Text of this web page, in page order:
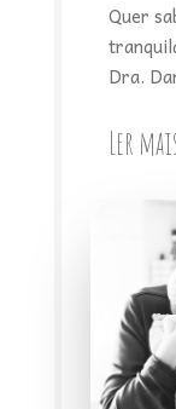
Quer
Dra.
Ler